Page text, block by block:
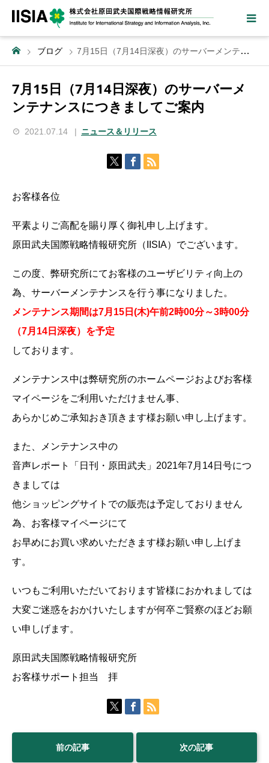
ブログ 7月15日（7月14日深夜）のサーバーメンテナンスにつきましてご案内
7月15日（7月14日深夜）のサーバーメ
ンテナンスにつきましてご案内
2021.07.14 ニュース＆リリース
お客様各位
平素よりご高配を賜り厚く御礼申し上げます。
原田武夫国際戦略情報研究所（IISIA）でございます。
この度、弊研究所にてお客様のユーザビリティ向上の
為、サーバーメンテナンスを行う事になりました。
メンテナンス期間は7月15日(木)午前2時00分～3時00分
（7月14日深夜）を予定
しております。
メンテナンス中は弊研究所のホームページおよびお客様
マイページをご利用いただけません事、
あらかじめご承知おき頂きます様お願い申し上げます。
また、メンテナンス中の
音声レポート「日刊・原田武夫」2021年7月14日号につ
きましては
他ショッピングサイトでの販売は予定しておりません
為、お客様マイページにて
お早めにお買い求めいただきます様お願い申し上げま
す。
いつもご利用いただいております皆様におかれましては
大変ご迷惑をおかけいたしますが何卒ご賢察のほどお願
い申しげます。
原田武夫国際戦略情報研究所
お客様サポート担当 拝
前の記事 次の記事